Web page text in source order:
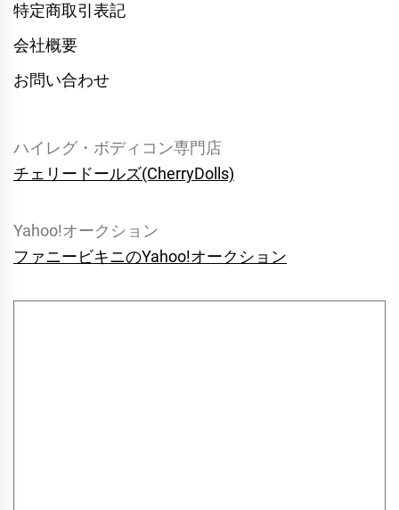
特定商取引表記
会社概要
お問い合わせ
ハイレグ・ボディコン専門店
チェリードールズ(CherryDolls)
Yahoo!オークション
ファニービキニのYahoo!オークション